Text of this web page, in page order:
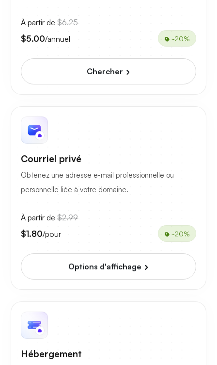
À partir de $6.25
$5.00/annuel -20%
Chercher
Courriel privé
Obtenez une adresse e-mail professionnelle ou
personnelle liée à votre domaine.
À partir de $2.99
$1.80/pour -20%
Options d'affichage
Hébergement